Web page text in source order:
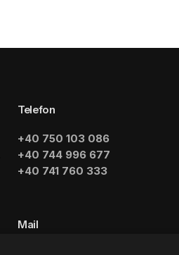
Telefon
+40 750 103 086
+40 744 996 677
+40 741 760 333
Mail